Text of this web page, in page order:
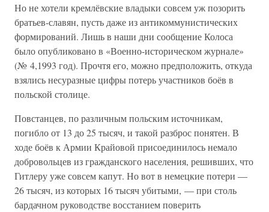
Но не хотели кремлёвские владыки совсем уж позорить
братьев-славян, пусть даже из антикоммунистических
формирований. Лишь в наши дни сообщение Колоса
было опубликовано в «Военно-историческом журнале»
(№ 4,1993 год). Прочтя его, можно предположить, откуда
взялись несуразные цифры потерь участников боёв в
польской столице.
Повстанцев, по различным польским источникам,
погибло от 13 до 25 тысяч, и такой разброс понятен. В
ходе боёв к Армии Крайовой присоединилось немало
добровольцев из гражданского населения, решивших, что
Гитлеру уже совсем капут. Но вот в немецкие потери —
26 тысяч, из которых 16 тысяч убитыми, — при столь
бардачном руководстве восстанием поверить